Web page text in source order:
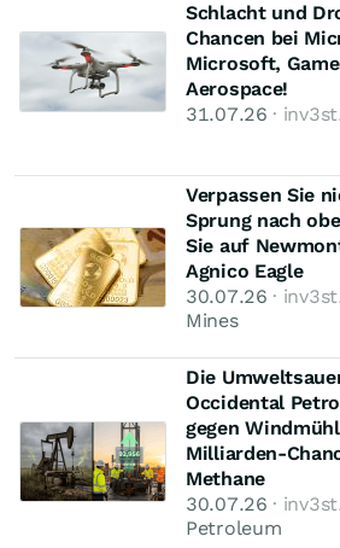
Schlacht und
Chancen bei
Microsoft,
Aerospace!
31.07.26 ·
Verpassen Sie
Sprung nach
Sie auf
Agnico Eagle
30.07.26 ·
Mines
Die
Occidental
gegen
Milliarden-
Methane
30.07.26 ·
Petroleum